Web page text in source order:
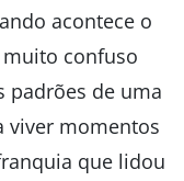
acontece o
confuso
padrões de uma
viver momentos
que lidou